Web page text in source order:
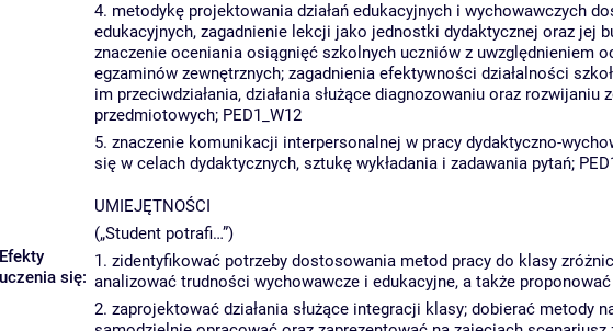
Efekty
uczenia się:
4. metodykę projektowania działań edukacyjnych i wychowawczych
edukacyjnych, zagadnienie lekcji jako jednostki dydaktycznej oraz jej
znaczenie oceniania osiągnięć szkolnych uczniów z uwzględnieniem
egzaminów zewnętrznych; zagadnienia efektywności działalności
im przeciwdziałania, działania służące diagnozowaniu oraz
przedmiotowych; PED1_W12
5. znaczenie komunikacji interpersonalnej w pracy dydaktyczno-
się w celach dydaktycznych, sztukę wykładania i zadawania pytań;
UMIEJĘTNOŚCI
(„Student potrafi…”)
1. zidentyfikować potrzeby dostosowania metod pracy do klasy
analizować trudności wychowawcze i edukacyjne, a także proponować
2. zaprojektować działania służące integracji klasy; dobierać